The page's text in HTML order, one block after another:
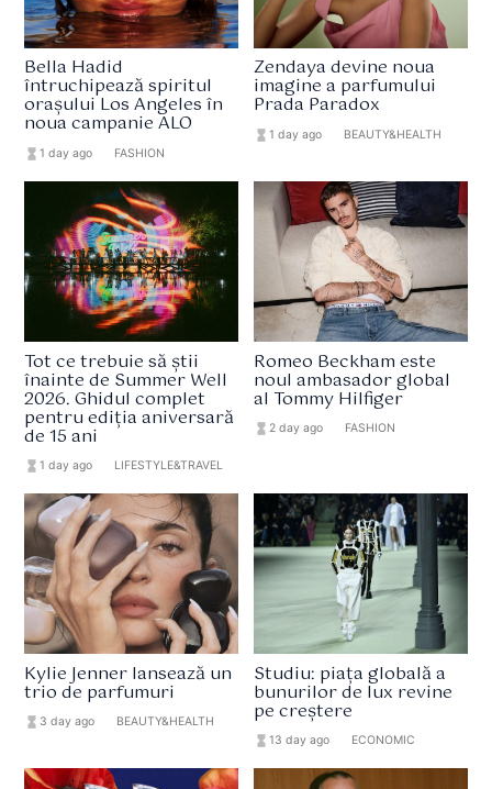
Bella Hadid
întruchipează spiritul
orașului Los Angeles în
noua campanie ALO
hourglass_full1 day ago FASHION
Zendaya devine noua
imagine a parfumului
Prada Paradox
hourglass_full 1 day ago BEAUTY&HEALTH
Tot ce trebuie să știi
înainte de Summer Well
2026. Ghidul complet
pentru ediția aniversară
de 15 ani
hourglass_full1 day ago LIFESTYLE&TRAVEL
Romeo Beckham este
noul ambasador global
al Tommy Hilfiger
hourglass_full 2 day ago FASHION
Kylie Jenner lansează un
trio de parfumuri
hourglass_full 3 day ago BEAUTY&HEALTH
Studiu: piața globală a
bunurilor de lux revine
pe creștere
hourglass_full 13 day ago ECONOMIC